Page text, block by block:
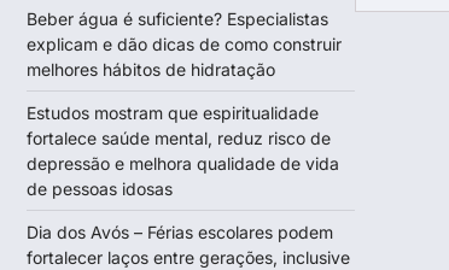
Beber água é suficiente? Especialistas
explicam e dão dicas de como construir
melhores hábitos de hidratação
Estudos mostram que espiritualidade
fortalece saúde mental, reduz risco de
depressão e melhora qualidade de vida
de pessoas idosas
Dia dos Avós – Férias escolares podem
fortalecer laços entre gerações, inclusive